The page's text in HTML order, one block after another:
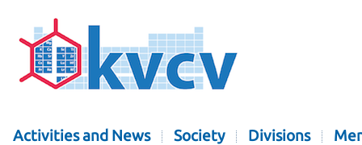
Activities and News Society Divisions